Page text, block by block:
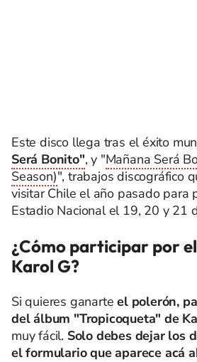
Este disco llega tras el éxito
Será Bonito", y "Mañana Será
Season)", trabajos discográfico
visitar Chile el año pasado para
Estadio Nacional el 19, 20 y 21
¿Cómo participar por
Karol G?
Si quieres ganarteel polerón,
del álbum "Tropicoqueta" de
muy fácil. Solo debes dejar los
el formulario que aparece acá